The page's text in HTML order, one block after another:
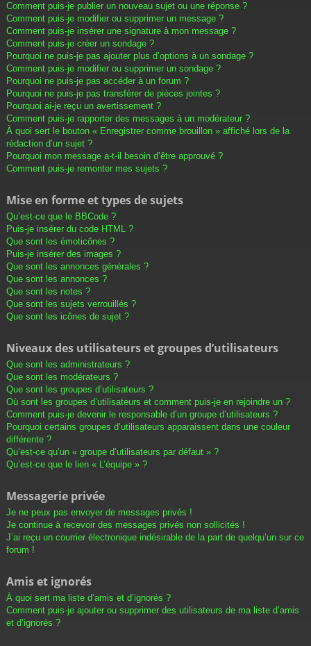
Comment puis-je publier un nouveau sujet ou une réponse ?
Comment puis-je modifier ou supprimer un message ?
Comment puis-je insérer une signature à mon message ?
Comment puis-je créer un sondage ?
Pourquoi ne puis-je pas ajouter plus d’options à un sondage ?
Comment puis-je modifier ou supprimer un sondage ?
Pourquoi ne puis-je pas accéder à un forum ?
Pourquoi ne puis-je pas transférer de pièces jointes ?
Pourquoi ai-je reçu un avertissement ?
Comment puis-je rapporter des messages à un modérateur ?
À quoi sert le bouton « Enregistrer comme brouillon » affiché lors de la
rédaction d’un sujet ?
Pourquoi mon message a-t-il besoin d’être approuvé ?
Comment puis-je remonter mes sujets ?
Mise en forme et types de sujets
Qu’est-ce que le BBCode ?
Puis-je insérer du code HTML ?
Que sont les émoticônes ?
Puis-je insérer des images ?
Que sont les annonces générales ?
Que sont les annonces ?
Que sont les notes ?
Que sont les sujets verrouillés ?
Que sont les icônes de sujet ?
Niveaux des utilisateurs et groupes d’utilisateurs
Que sont les administrateurs ?
Que sont les modérateurs ?
Que sont les groupes d’utilisateurs ?
Où sont les groupes d’utilisateurs et comment puis-je en rejoindre un ?
Comment puis-je devenir le responsable d’un groupe d’utilisateurs ?
Pourquoi certains groupes d’utilisateurs apparaissent dans une couleur
différente ?
Qu’est-ce qu’un « groupe d’utilisateurs par défaut » ?
Qu’est-ce que le lien « L’équipe » ?
Messagerie privée
Je ne peux pas envoyer de messages privés !
Je continue à recevoir des messages privés non sollicités !
J’ai reçu un courrier électronique indésirable de la part de quelqu’un sur ce
forum !
Amis et ignorés
À quoi sert ma liste d’amis et d’ignorés ?
Comment puis-je ajouter ou supprimer des utilisateurs de ma liste d’amis
et d’ignorés ?